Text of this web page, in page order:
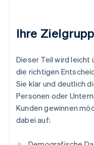
Ihre
Dieser Teil wird leicht
die richtigen
Sie klar und deutlich
Personen oder
Kunden gewinnen
dabei auf: